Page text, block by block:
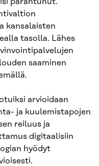
kansalaisten
tasolla. Lähes
saaminen
arvioidaan
ja kuulemistapojen
reiluus ja
digitaalisiin
hyödyt